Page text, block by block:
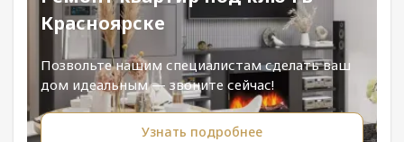
Красноярске
Позвольте нашим специалистам сделать ваш
дом идеальным — звоните сейчас!
Узнать подробнее